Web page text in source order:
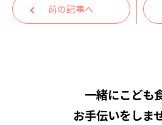
前の記事へ
一緒にこども
お手伝いをしま